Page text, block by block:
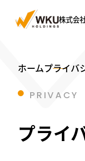
株式会
ホームプライバ
PRIVACY
プライ